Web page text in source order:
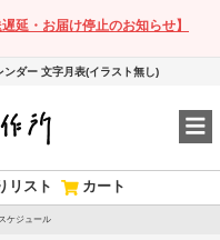
延・お届け停止のお知らせ】
ダー 文字月表(イラスト無し)
リスト カート
ケジュール